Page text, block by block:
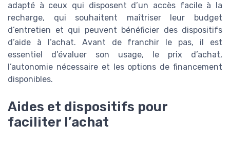
adapté à ceux qui disposent d’un accès facile à la
recharge, qui souhaitent maîtriser leur budget
d’entretien et qui peuvent bénéficier des dispositifs
d’aide à l’achat. Avant de franchir le pas, il est
essentiel d’évaluer son usage, le prix d’achat,
l’autonomie nécessaire et les options de financement
disponibles.
Aides et dispositifs pour
faciliter l’achat